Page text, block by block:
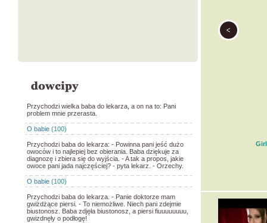
Przychodzi wielka baba do lekarza, a on na to: Pani
problem mnie przerasta.
O babie (100)
Przychodzi baba do lekarza: - Powinna pani jeść dużo
owoców i to najlepiej bez obierania. Baba dziękuje za
diagnozę i zbiera się do wyjścia. - A tak a propos, jakie
owoce pani jada najczęściej? - pyta lekarz. - Orzechy.
O babie (100)
Przychodzi baba do lekarza. - Panie doktorze mam
gwiżdżące piersi. - To niemożliwe. Niech pani zdejmie
biustonosz. Baba zdjęła biustonosz, a piersi fiuuuuuuuu,
gwizdnęły o podłogę!